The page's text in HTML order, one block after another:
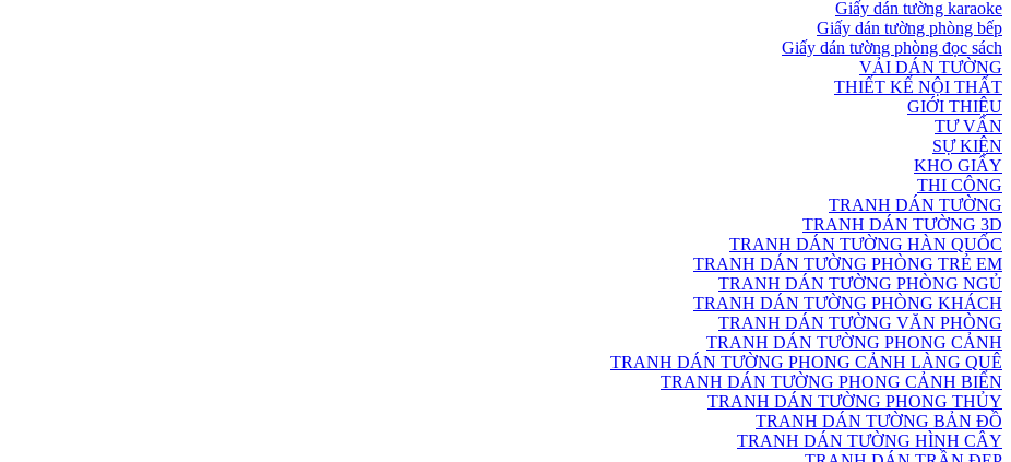
Giấy dán tường karaoke
Giấy dán tường phòng bếp
Giấy dán tường phòng đọc sách
VẢI DÁN TƯỜNG
THIẾT KẾ NỘI THẤT
GIỚI THIỆU
TƯ VẤN
SỰ KIỆN
KHO GIẤY
THI CÔNG
TRANH DÁN TƯỜNG
TRANH DÁN TƯỜNG 3D
TRANH DÁN TƯỜNG HÀN QUỐC
TRANH DÁN TƯỜNG PHÒNG TRẺ EM
TRANH DÁN TƯỜNG PHÒNG NGỦ
TRANH DÁN TƯỜNG PHÒNG KHÁCH
TRANH DÁN TƯỜNG VĂN PHÒNG
TRANH DÁN TƯỜNG PHONG CẢNH
TRANH DÁN TƯỜNG PHONG CẢNH LÀNG QUÊ
TRANH DÁN TƯỜNG PHONG CẢNH BIỂN
TRANH DÁN TƯỜNG PHONG THỦY
TRANH DÁN TƯỜNG BẢN ĐỒ
TRANH DÁN TƯỜNG HÌNH CÂY